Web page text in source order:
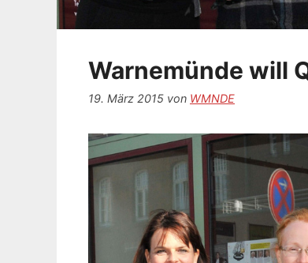
Warnemünde will
19. März 2015 von WMNDE